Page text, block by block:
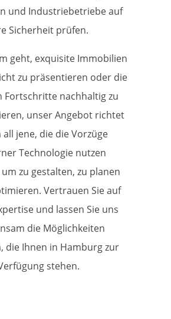
und Industriebetriebe auf
Sicherheit prüfen.
geht, exquisite Immobilien
zu präsentieren oder die
Fortschritte nachhaltig zu
unser Angebot richtet
all jene, die die Vorzüge
Technologie nutzen
zu gestalten, zu planen
Vertrauen Sie auf
und lassen Sie uns
die Möglichkeiten
die Ihnen in Hamburg zur
stehen.